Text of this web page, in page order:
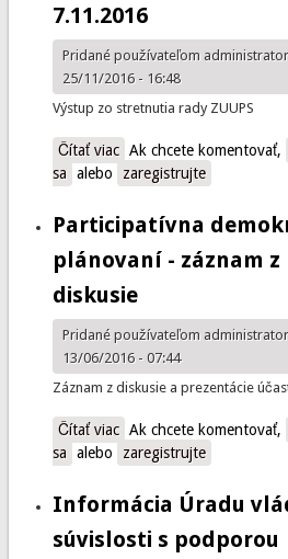
7.11.2016
Pridané používateľom administrator
25/11/2016 - 16:48
Výstup zo stretnutia rady ZUUPS
Čítať viaco Výstup z Rady ZUUPS
Ak chcete komentovať,
sa
alebo zaregistrujte
Participatívna
plánovaní - záznam z
diskusie
Pridané používateľom administrator
13/06/2016 - 07:44
Záznam z diskusie a prezentácie
Čítať viaco Participatívna
diskusie
Ak chcete komentovať,
sa
alebo zaregistrujte
Informácia Úradu
súvislosti s podporou